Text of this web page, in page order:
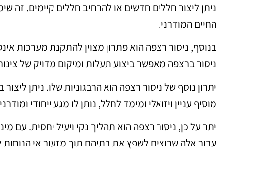
ניתן ליצור חללים חדשים או להרחיב חללים קיימים. זה
החיים המודרני.
בנוסף, ניסור רצפה הוא פתרון מצוין להתקנת מערכות
ניסור ברצפה מאפשר ביצוע תעלות ומיקום מדויק של
יתרון נוסף של ניסור רצפה הוא הרבגוניות שלו. ניתן
מוסיף עניין ויזואלי ומימד לחלל, נותן לו מגע ייחודי
יתר על כן, ניסור רצפה הוא תהליך נקי ויעיל יחסית. עם
עבור אלה שרוצים לשפץ את בתיהם תוך מזעור אי הנוחות